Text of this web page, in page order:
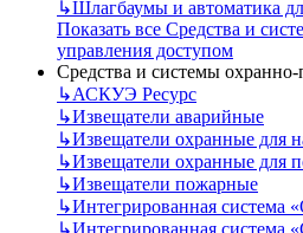
↳Шлагбаумы и автоматика
Показать все Средства и
управления доступом
Средства и системы
↳АСКУЭ Ресурс
↳Извещатели аварийные
↳Извещатели охранные для
↳Извещатели охранные для
↳Извещатели пожарные
↳Интегрированная
↳Интегрированная система